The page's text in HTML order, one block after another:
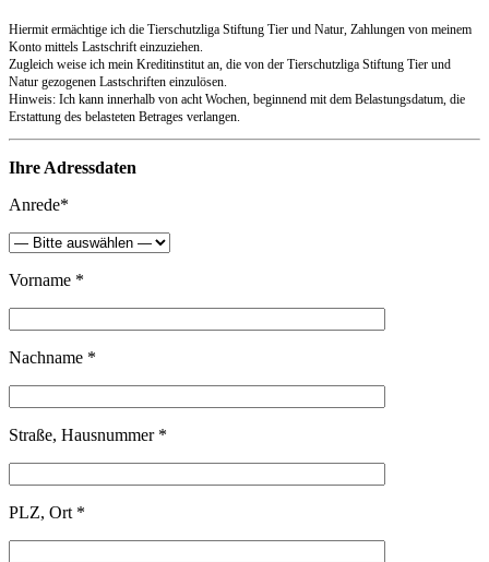
Hiermit ermächtige ich die Tierschutzliga Stiftung Tier und Natur, Zahlungen von meinem
Konto mittels Lastschrift einzuziehen.
Zugleich weise ich mein Kreditinstitut an, die von der Tierschutzliga Stiftung Tier und
Natur gezogenen Lastschriften einzulösen.
Hinweis: Ich kann innerhalb von acht Wochen, beginnend mit dem Belastungsdatum, die
Erstattung des belasteten Betrages verlangen.
Ihre Adressdaten
Anrede*
Vorname *
Nachname *
Straße, Hausnummer *
PLZ, Ort *